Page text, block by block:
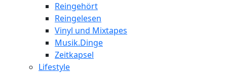
Reingehört
Reingelesen
Vinyl und Mixtapes
Musik.Dinge
Zeitkapsel
Lifestyle